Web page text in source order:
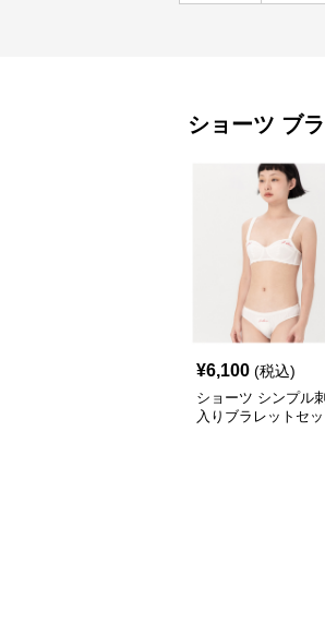
ショーツ ブ
¥6,100 (税込)
ショーツ シンプル
入りブラレットセッ